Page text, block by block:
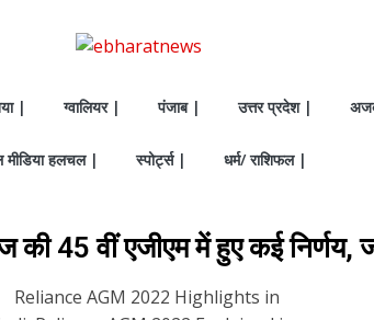
| ग्वालियर | पंजाब | उत्तर प्रदेश |
मीडिया हलचल | स्पोर्ट्स | धर्म/ राशिफल |
45 वीं एजीएम में हुए कई निर्णय,